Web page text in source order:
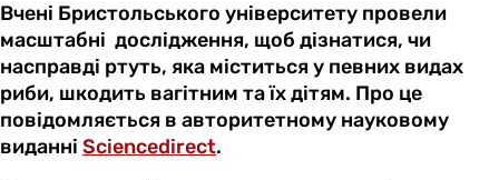
Вчені Бристольського університету провели
масштабні дослідження, щоб дізнатися, чи
насправді ртуть, яка міститься у певних видах
риби, шкодить вагітним та їх дітям. Про це
повідомляється в авторитетному науковому
виданні Sciencedirect.